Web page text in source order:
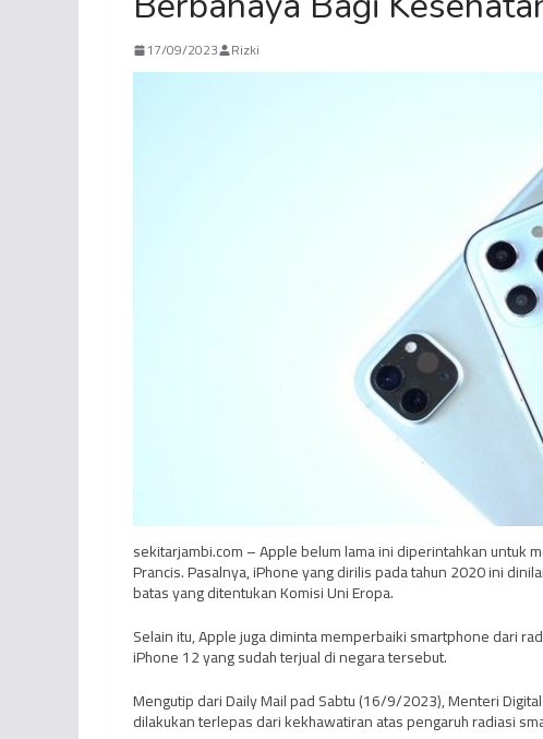
17/09/2023 Rizki
sekitarjambi.com – Apple belum lama ini diperintahkan untuk
Prancis. Pasalnya, iPhone yang dirilis pada tahun 2020 ini
batas yang ditentukan Komisi Uni Eropa.
Selain itu, Apple juga diminta memperbaiki smartphone dari
iPhone 12 yang sudah terjual di negara tersebut.
Mengutip dari Daily Mail pad Sabtu (16/9/2023), Menteri
dilakukan terlepas dari kekhawatiran atas pengaruh radiasi